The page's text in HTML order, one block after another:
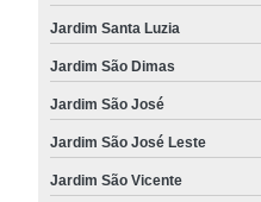
Jardim Santa Luzia
Jardim São Dimas
Jardim São José
Jardim São José Leste
Jardim São Vicente